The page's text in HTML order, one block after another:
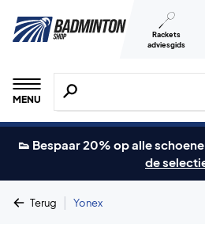
Rackets
adviesgids
MENU
Zoeken naar producten,
👟 Bespaar 20% op alle
de
Terug | Yonex